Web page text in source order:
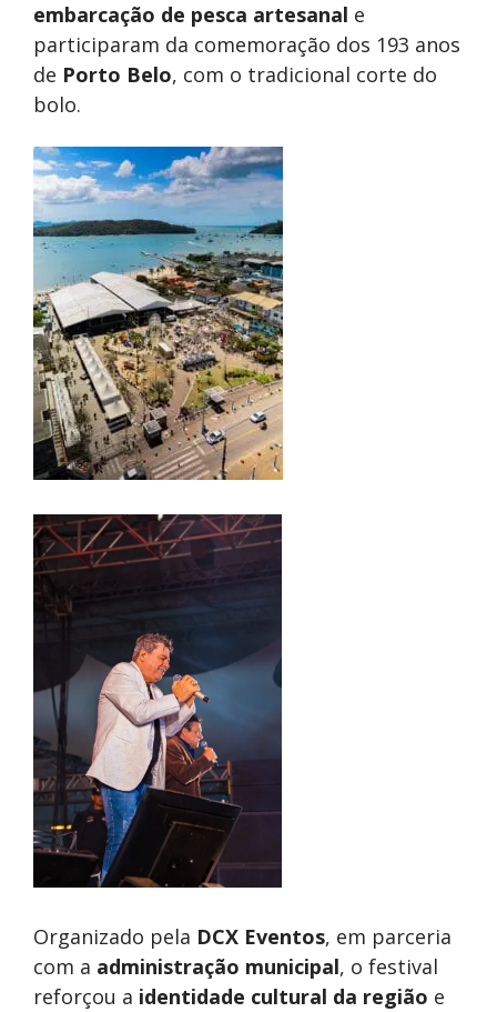
embarcação de pesca artesanal e
participaram da comemoração dos 193 anos
de Porto Belo, com o tradicional corte do
bolo.
Organizado pela DCX Eventos, em parceria
com a administração municipal, o festival
reforçou a identidade cultural da região e